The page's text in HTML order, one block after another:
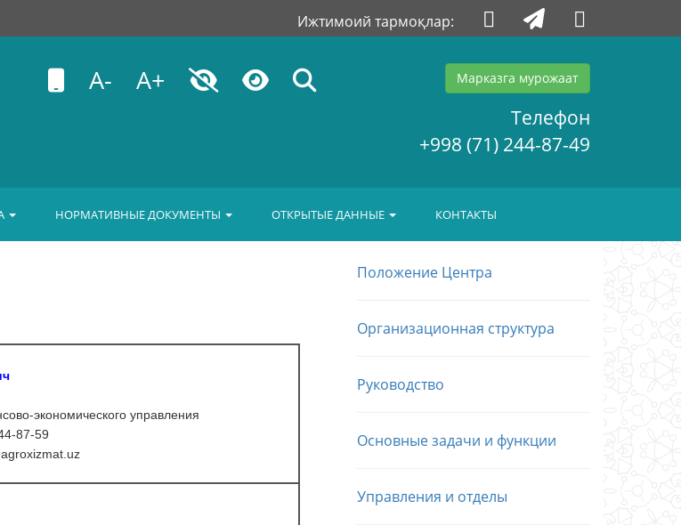
Ижтимоий тармоқлар:
A- A+ Марказга мурожаат
Телефон
+998 (71) 244-87-49
НОРМАТИВНЫЕ ДОКУМЕНТЫ ОТКРЫТЫЕ ДАННЫЕ КОНТАКТЫ
экономического управления
87-59
agroxizmat uz
Положение Центра
Организационная структура
Руководство
Основные задачи и функции
Управления и отделы